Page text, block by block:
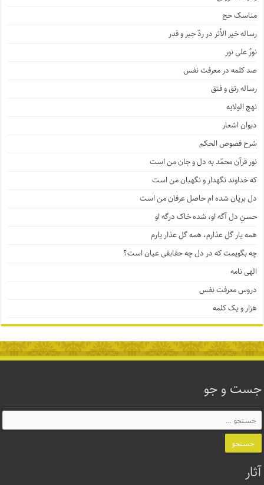
مناسک حج
رساله خیر الأثر در ردّ جبر و قدر
نورٌ علی نور
صد کلمه در معرفت نفس
رساله رتق و فتق
نهج الولایه
دیوان اشعار
شرح فصوص الحکم
نور قرآن محمّد به دل و جان من است
که خداوند نگهدار و نگهبان من است
دل بریان شده ام حاصل عرفان من است
حسنِ دل آگه او، شده خاک درگه او
همه یار گل عذارم، همه گل عذار یارم
چه بگویمت که در دل چه حقایقی عیان است؟
الهی نامه
دروس معرفت نفس
هزار و یک کلمه
جست و جو
آثار